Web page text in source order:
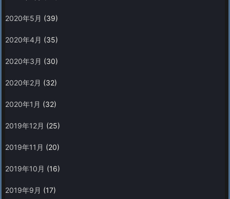
2020年5月 (39)
2020年4月 (35)
2020年3月 (30)
2020年2月 (32)
2020年1月 (32)
2019年12月 (25)
2019年11月 (20)
2019年10月 (16)
2019年9月 (17)